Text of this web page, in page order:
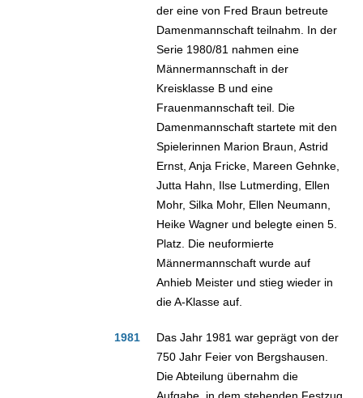
der eine von Fred Braun betreute
Damenmannschaft teilnahm. In der
Serie 1980/81 nahmen eine
Männermannschaft in der
Kreisklasse B und eine
Frauenmannschaft teil. Die
Damenmannschaft startete mit den
Spielerinnen Marion Braun, Astrid
Ernst, Anja Fricke, Mareen Gehnke,
Jutta Hahn, Ilse Lutmerding, Ellen
Mohr, Silka Mohr, Ellen Neumann,
Heike Wagner und belegte einen 5.
Platz. Die neuformierte
Männermannschaft wurde auf
Anhieb Meister und stieg wieder in
die A-Klasse auf.
1981
Das Jahr 1981 war geprägt von der
750 Jahr Feier von Bergshausen.
Die Abteilung übernahm die
Aufgabe, in dem stehenden Festzug